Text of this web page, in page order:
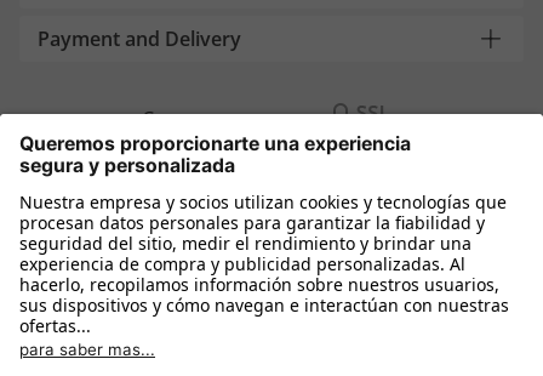
Payment and Delivery
Compra segura con
Más tiendas online
España